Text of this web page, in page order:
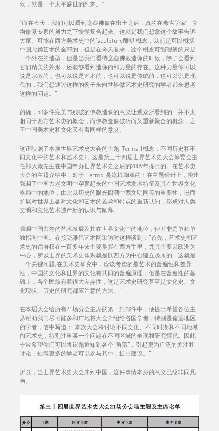
候，就是一个太平盛世的到来。”
“而在今天，我们可以看到这些佛像在出土之后，真的在考古学家、文
物修复专家的努力之下慢慢复合起来。这就是我们想拿这个故事告诉
大家。可能在西方美术史中的‘sculpture雕塑’概念，以前是可以概括
中国此类艺术的全部的，但是在今天看来，这个概念可能理解的只是
一个外在的造型，但是当我们看待这些佛教造像的时候，除了会看到
它们精美的外形，还能够看到造像内部力量的存在。这种力量你可以
说是宗教的，也可以说是艺术的，也可以说是传统的，也可以说是现
代的，我们想通过这样的例子来向世界做艺术史研究的学者都来思考
这样的问题。”
的确，50多件完美与残破的佛教造像的意义让观众所看到的，并不太
相同于西方艺术史的概念，而佛教造像破碎而又重新聚合的概念，之
于中国美术史和文化又有着同样的意义。
这正映照了本届世界艺术史大会的主题“Terms”(概念：不同历史和不
同文化中的艺术和艺术史)，这是第三十四届世界艺术史大会筹委会主
任邵大箴先生在中国申办世界艺术史之后的2009年提出的。在艺术史
大会的主题介绍中，对于“Terms”是这样阐释的：在主题设计上，突出
强调了中国古老文明中孕育起来的中国艺术发展特征及其在世界文化
格局中的地位，由此以历史的眼光回溯中西文明同等的重要性，进而
扩展对世界上各种文化和艺术的差异和特点的重新认知，形成对人类
文明和文化艺术遗产新的认识与阐释。
强调中国古老的艺术发展及其在世界文化中的地位，但并非是单独单
独指向中国。在接受雅昌艺术网采访时这样谈到：“首先，艺术史和艺
术史的话语权在一百多年来主要掌握在西方手里，尤其主要以欧洲为
中心，所以世界的美术史体系就是以西方为中心建立起来的，这就是
一个关键问题;在美术史研究中，应该考虑的是艺术的普遍性和差异
性，中国的文化和世界的文化有共同的普遍原理，但是在普遍性的基
础上，各个民族有着很大差异性，这是艺术史研究甚至是文化史、文
化现状、历史的研究都应注意的方法。”
在本届大会给所有21场分会主席的第一封邮件中，便提出希望各位主
席帮助我们尽可能多和广地将大会介绍给各国学者，特别是偏远地区
的学者，信中写道：“本次大会将讨论不同文化、不同时期和不同地域
的艺术史，特别注重某一个问题在不同区域的呈现和研究情况。因此
非常希望你们可以将议题通知到各个“角落”，引起更为广泛的关注和
讨论，使得更多的学者可以参与其中，提出建议。”
所以，当世界艺术史大会来到中国，这件事情本身的意义已经非同凡
响。